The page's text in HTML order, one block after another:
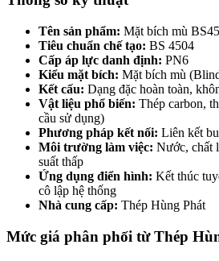
Tên sản phẩm: Mặt bích mù
Tiêu chuẩn chế tạo: BS 4504
Cấp áp lực danh định: PN6
Kiểu mặt bích: Mặt bích mù
Kết cấu: Dạng đặc hoàn toàn,
Vật liệu phổ biến: Thép carbon,
cầu sử dụng)
Phương pháp kết nối: Liên kết
Môi trường làm việc: Nước, chất
suất thấp
Ứng dụng điển hình: Kết thúc
cô lập hệ thống
Nhà cung cấp: Thép Hùng Phát
Mức giá phân phối từ Thép